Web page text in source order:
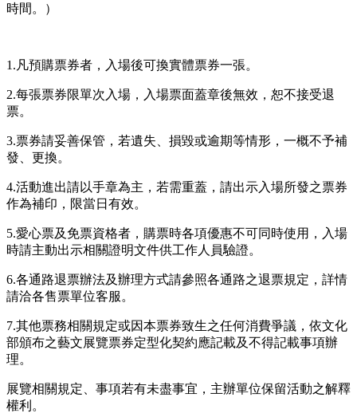
時間。）
1.凡預購票券者，入場後可換實體票券一張。
2.每張票券限單次入場，入場票面蓋章後無效，恕不接受退
票。
3.票券請妥善保管，若遺失、損毀或逾期等情形，一概不予補
發、更換。
4.活動進出請以手章為主，若需重蓋，請出示入場所發之票券
作為補印，限當日有效。
5.愛心票及免票資格者，購票時各項優惠不可同時使用，入場
時請主動出示相關證明文件供工作人員驗證。
6.各通路退票辦法及辦理方式請參照各通路之退票規定，詳情
請洽各售票單位客服。
7.其他票務相關規定或因本票券致生之任何消費爭議，依文化
部頒布之藝文展覽票券定型化契約應記載及不得記載事項辦
理。
展覽相關規定、事項若有未盡事宜，主辦單位保留活動之解釋
權利。